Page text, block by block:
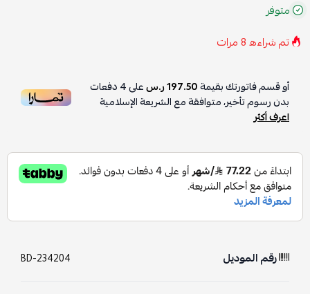
متوفر
تم شراءه8مرات
أو قسم فاتورتك بقيمة197.50 ر.س على4دفعات
بدون رسوم تأخير، متوافقة مع الشريعة الإسلامية
اعرف أكثر
رقم الموديل BD-234204